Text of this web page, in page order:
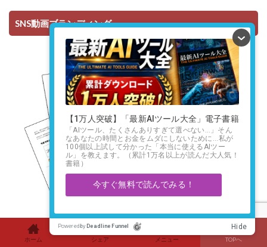
SNS動画ブランディング
ホーム シェア メニュー TOPへ